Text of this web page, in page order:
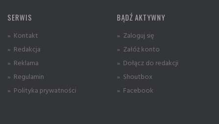
SERWIS
» Kontakt
» Redakcja
» Reklama
» Regulamin
» Polityka prywatności
BĄDŹ AKTYWNY
» Zaloguj się
» Załóż konto
» Dołącz do redakcji
» Shoutbox
» Facebook